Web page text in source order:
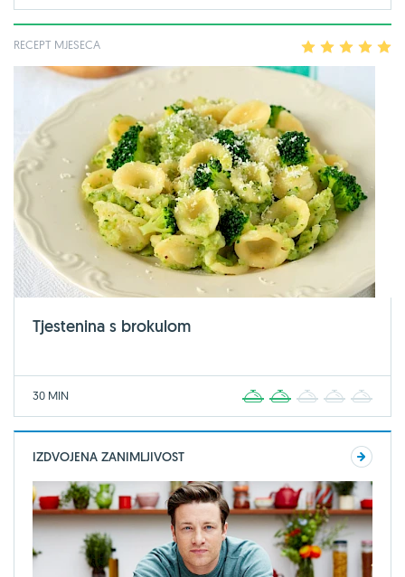
RECEPT MJESECA 2 3 4
Tjestenina s brokulom
30 MIN 2 3 4
IZDVOJENA ZANIMLJIVOST